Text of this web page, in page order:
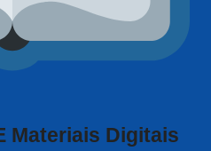
Materiais Digitais